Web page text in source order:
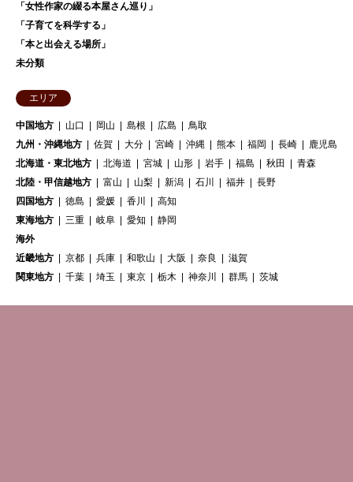
「女性作家の綴る本屋さん巡り」
「子育てを科学する」
「本と出会える場所」
未分類
エリア
中国地方 山口 岡山 島根 広島
鳥取
九州・沖縄地方
佐賀 大分 宮崎 沖縄 熊本 福岡 長崎
鹿児島
北海道・東北地方
北海道 宮城 山形 岩手 福島 秋田
青森
北陸・甲信越地方
富山 山梨 新潟 石川 福井
長野
四国地方
徳島 愛媛 香川
高知
東海地方
三重 岐阜 愛知
静岡
海外
近畿地方
京都 兵庫 和歌山 大阪 奈良
滋賀
関東地方
千葉 埼玉 東京 栃木 神奈川 群馬 茨城